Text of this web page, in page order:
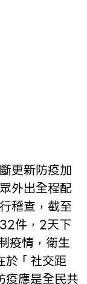
外出全程配
稽查，截至
件，2天下
疫情，衛生
於「社交距
疫應是全民共